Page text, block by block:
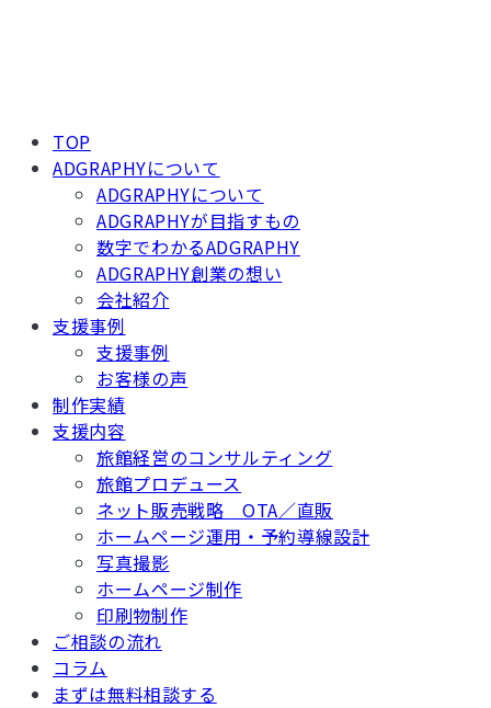
TOP
ADGRAPHYについて
ADGRAPHYについて
ADGRAPHYが目指すもの
数字でわかるADGRAPHY
ADGRAPHY創業の想い
会社紹介
支援事例
支援事例
お客様の声
制作実績
支援内容
旅館経営のコンサルティング
旅館プロデュース
ネット販売戦略 OTA／直販
ホームページ運用・予約導線設計
写真撮影
ホームページ制作
印刷物制作
ご相談の流れ
コラム
まずは無料相談する